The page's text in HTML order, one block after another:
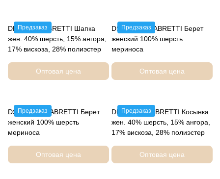
Предзаказ
DLIF62-3 FABRETTI Шапка
жен. 40% шерсть, 15% ангора,
17% вискоза, 28% полиэстер
Оптовая цена
Предзаказ
DSR112-52 FABRETTI Берет
женский 100% шерсть
мериноса
Оптовая цена
Предзаказ
DSR112-35 FABRETTI Берет
женский 100% шерсть
мериноса
Оптовая цена
Предзаказ
DLIF72-13 FABRETTI Косынка
жен. 40% шерсть, 15% ангора,
17% вискоза, 28% полиэстер
Оптовая цена